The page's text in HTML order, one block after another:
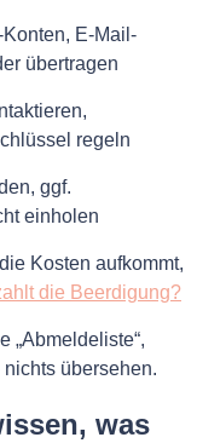
E-Mail-
übertragen
regeln
ggf.
einholen
Kosten aufkommt,
die Beerdigung?
„Abmeldeliste“,
übersehen.
was